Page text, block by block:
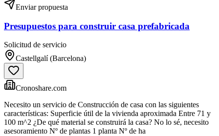
Enviar propuesta
Presupuestos para construir casa prefabricada
Solicitud de servicio
Castellgalí (Barcelona)
Cronoshare.com
Necesito un servicio de Construcción de casa con las siguientes
características: Superficie útil de la vivienda aproximada Entre 71 y
100 m^2 ¿De qué material se construirá la casa? No lo sé, necesito
asesoramiento Nº de plantas 1 planta Nº de ha